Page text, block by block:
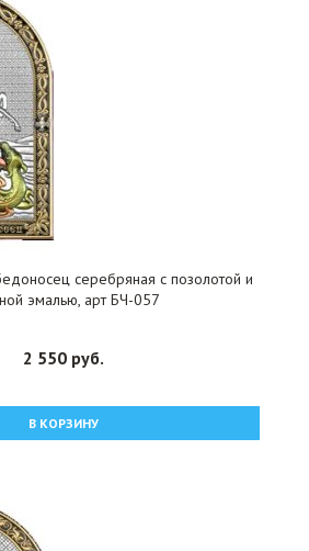
серебряная с позолотой и
эмалью, арт БЧ-057
2 550 руб.
В КОРЗИНУ